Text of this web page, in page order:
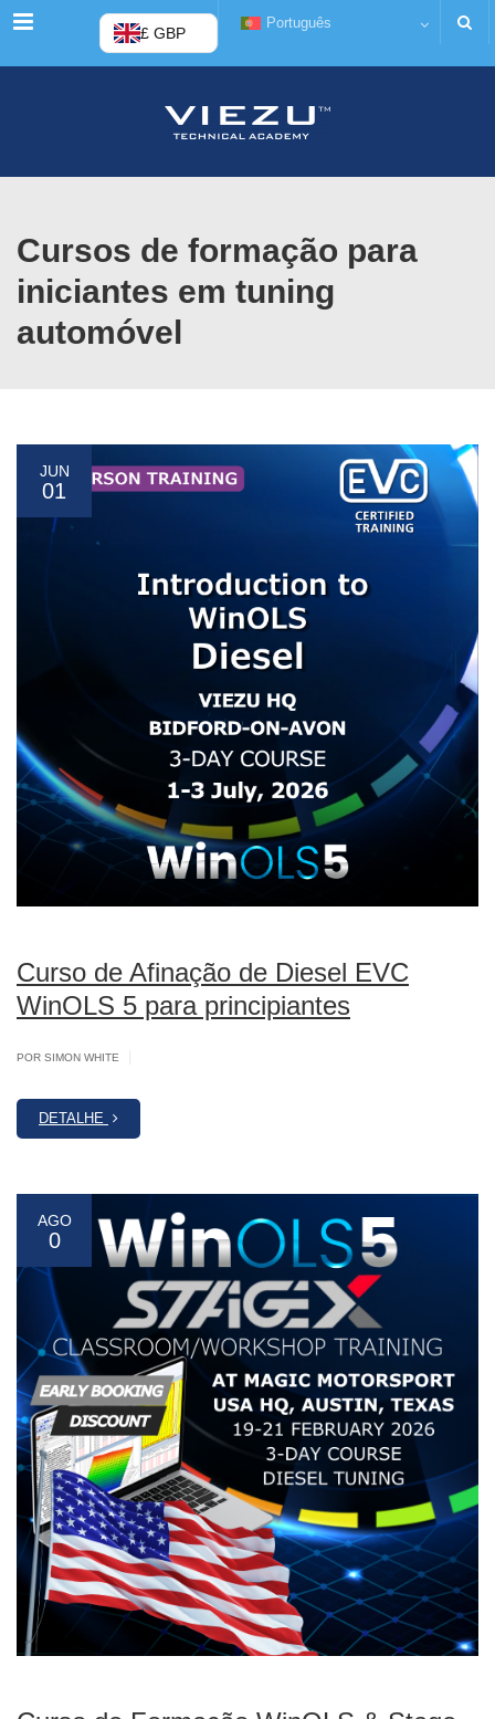
Cardápio £ GBP
Português
Cursos de formação para
iniciantes em tuning
automóvel
JUN
01
Curso de Afinação de Diesel EVC
WinOLS 5 para principiantes
POR SIMON WHITE
DETALHE
AGO
0